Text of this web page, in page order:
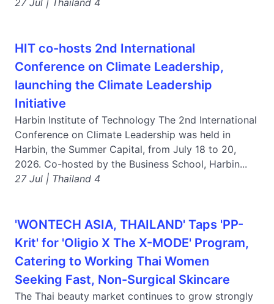
27 Jul | Thailand 4
HIT co-hosts 2nd International
Conference on Climate Leadership,
launching the Climate Leadership
Initiative
Harbin Institute of Technology The 2nd International
Conference on Climate Leadership was held in
Harbin, the Summer Capital, from July 18 to 20,
2026. Co-hosted by the Business School, Harbin...
27 Jul | Thailand 4
'WONTECH ASIA, THAILAND' Taps 'PP-
Krit' for 'Oligio X The X-MODE' Program,
Catering to Working Thai Women
Seeking Fast, Non-Surgical Skincare
The Thai beauty market continues to grow strongly